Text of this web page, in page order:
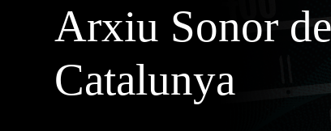
Arxiu Sonor
Catalunya